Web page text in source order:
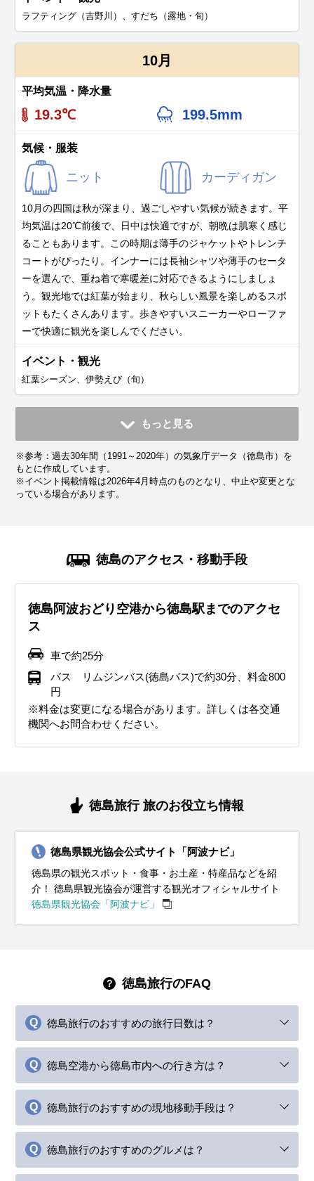
ラフティング（吉野川）、すだち（露地・旬）
10月
平均気温・降水量
19.3℃ 199.5mm
気候・服装
ニット カーディガン
10月の四国は秋が深まり、過ごしやすい気候が続きます。平
均気温は20℃前後で、日中は快適ですが、朝晩は肌寒く感じ
ることもあります。この時期は薄手のジャケットやトレンチ
コートがぴったり。インナーには長袖シャツや薄手のセータ
ーを選んで、重ね着で寒暖差に対応できるようにしましょ
う。観光地では紅葉が始まり、秋らしい風景を楽しめるスポ
ットもたくさんあります。歩きやすいスニーカーやローファ
ーで快適に観光を楽しんでください。
イベント・観光
紅葉シーズン、伊勢えび（旬）
11月
平均気温・降水量
13.8℃ 89.2mm
気候・服装
11月の四国は秋の終わりが感じられる季節で、平均気温は
意しておくと安心です。インナーにはセーターやタートルネ
ックを着て、しっかり暖かさをキープしましょう。足元は防
寒性のあるスニーカーやブーツがおすすめです。
イベント・観光
紅葉シーズン、イルミネーションシーズン、剣山の樹氷、ファガ
スの森高城周辺の樹氷、蒲生田岬のシオギク、ハモ（旬）
12月
平均気温・降水量
8.7℃ 63.9mm
気候・服装
12月の四国は本格的な冬の寒さがやってきます。平均気温は
ース素材を取り入れると安心。手袋やマフラー、帽子などの
防寒小物も活用して、しっかり寒さ対策をしましょう。観光
中に冷えを感じにくくするために、滑りにくいソールのブー
ツや防寒性のあるスニーカーを履くのがおすすめです。冬の
四国ではイルミネーションや年末イベントも楽しめるので、
防寒をしっかりして素敵な冬の旅を満喫してください。
イベント・観光
イルミネーションシーズン、剣山の樹氷、ファガスの森高城周辺
1月
平均気温・降水量
6.3℃ 41.9mm
気候・服装
1月の四国はまさに冬本番。平均気温は6℃前後で、日によっ
はヒートテックやフリース素材のシャツが便利です。手袋、
マフラー、帽子なんかもプラスすれば冷たい風対策はバッチ
リ！足元は滑りにくいソールのスニーカーやブーツがおすす
めです。冬ならではの風情を楽しめる観光地も多いので、寒
さ対策を万全にして四国観光を楽しんでください。
イベント・観光
剣山の樹氷、ファガスの森高城周辺の樹氷、冬牡丹祭り（密厳
寺）、通町のえびす祭り（徳島市）、なると金時（旬）
2月
平均気温・降水量
6.8℃ 53.0mm
気候・服装
2月の四国は1月と同じく寒さが続きますが、だんだん日差し
せませんが、日中は暖かくなることもあるので、軽めのセー
ターや長袖シャツをインナーに選ぶと便利です。朝晩の冷え
込み対策には手袋やマフラーがあると安心。観光中にカイロ
を持っておくのもおすすめです。
イベント・観光
ロウバイの見ごろ、剣山の樹氷、ファガスの森高城周辺の樹氷、
木頭の福寿草、四国酒まつり（三好市）、、四国妖怪フェスティ
バル（三好市）鳴門わかめ（旬）、なると金時（旬）
3月
平均気温・降水量
9.9℃ 87.8mm
気候・服装
3月の四国は春の気配が感じられる季節。平均気温は10℃前
シャツやセーターを選んで、重ね着で体温調整しやすい服装
がおすすめです。日中は暖かく感じる日も増えてくるので、
薄手のカーディガンや軽めのジャケットでも十分対応できま
イベント・観光
梅の見ごろ、椿の見ごろ、明谷梅林（阿南市）、阿川梅の里梅ま
つり（神山町）、美郷梅の花めぐり（吉野川市）、ビッグひな祭
り（勝浦町）、徳島つばきまつり（阿南市）、鳴門わかめ
4月
平均気温・降水量
15.0℃ 104.3mm
気候・服装
4月の四国は春本番。桜が満開になるベストシーズンです。
トレンチコートがちょうどいいです。インナーには長袖シャ
ツや薄手のセーターを選んで、寒暖差に対応できる重ね着ス
タイルがおすすめ。観光で歩き回るなら、履き心地の良いス
ニーカーが快適です。急な雨に備えて折りたたみ傘を持って
おくと安心です。
イベント・観光
桜の見ごろ、勝浦さくら祭り（勝浦町）、花見山鳴門桜まつり
（鳴門市）、剣山山開き（三好市）、徳島城阿波おどり（徳島
のぼり（三好市）、鳴門鯛（旬）
5月
平均気温・降水量
19.6℃ 146.6mm
気候・服装
5月の四国は初夏の爽やかな気候で、観光にもぴったりな季
トがおすすめ。日中は半袖シャツや軽めのパンツ、スカート
でも快適に過ごせます。朝晩は少し涼しいこともあるので、
脱ぎ着しやすいスタイルがベスト。紫外線対策として帽子や
日焼け止めもあると安心です。観光するなら動きやすいスニ
ーカーやサンダルで、四国の自然や文化を楽しんでくださ
イベント・観光
すだちの花の見ごろ、シャクナゲの見ごろ、阿波オープンガーデ
6月
平均気温・降水量
23.0℃ 192.6mm
気候・服装
6月の四国は梅雨入りの時期で、雨の日が増えてきます。平
め。防水性のあるジャケットやレインコート、折りたたみ傘
を持っておくと安心です。靴は防水加工されたスニーカーや
レインシューズが便利で、雨の日でも快適に移動できます。
雨具を上手に使って、梅雨の季節でも四国の魅力を楽しんで
ください。
イベント・観光
あじさいの見頃、大俣原ひまわり畑、寺町花しょうぶ祭り（美馬
市）、ハモ（旬）
7月
平均気温・降水量
26.8℃ 177.0mm
気候・服装
7月の四国は夏本番！気温は30℃近くまで上がり、湿度も高
ラスでしっかり紫外線対策をしましょう。観光地や電車の中
は冷房が効いていることが多いので、薄手のカーディガンや
ストールがあると便利です。長時間歩くなら、軽くて通気性
の良いスニーカーがおすすめ。暑さに負けず四国観光を楽し
んでください。
イベント・観光
海水浴シーズン、ラフティング（吉野川）、大川原高原あじさい
祭り（佐那河内村）、善入寺島のひまわり畑（阿波市・吉野川
もっと見る
※参考：過去30年間（1991～2020年）の気象庁データ（徳島市）を
もとに作成しています。
※イベント掲載情報は2026年4月時点のものとなり、中止や変更とな
っている場合があります。
徳島のアクセス・移動手段
徳島阿波おどり空港から徳島駅までのアクセ
ス
車で約25分
バス リムジンバス(徳島バス)で約30分、料金800
円
※料金は変更になる場合があります。詳しくは各交通
機関へお問合わせください。
徳島旅行 旅のお役立ち情報
徳島県観光協会公式サイト「阿波ナビ」
徳島県の観光スポット・食事・お土産・特産品などを紹
介！ 徳島県観光協会が運営する観光オフィシャルサイト
徳島県観光協会「阿波ナビ」
徳島旅行のFAQ
徳島旅行のおすすめの旅行日数は？
徳島空港から徳島市内への行き方は？
徳島旅行のおすすめの現地移動手段は？
徳島旅行のおすすめのグルメは？